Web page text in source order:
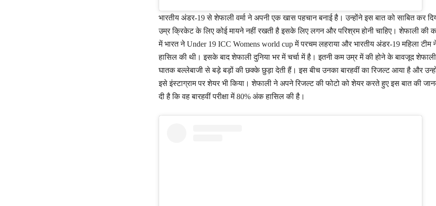
भारतीय अंडर-19 से शेफाली वर्मा ने अपनी एक खास पहचान बनाई है। उन्होंने इस बात को साबित कर
उम्र क्रिकेट के लिए कोई मायने नहीं रखती है इसके लिए लगन और परिश्रम होनी चाहिए। शेफाली की
में भारत ने Under 19 ICC Womens world cup में परचम लहराया और भारतीय अंडर-19 महिला टीम
हासिल की थी। इसके बाद शेफाली दुनिया भर में चर्चा में है। इतनी कम उम्र में की होने के बावजूद
घातक बल्लेबाजी से बड़े बड़ों की छक्के छुड़ा देती हैं। इस बीच उनका बारहवीं का रिजल्ट आया है और
इसे इंस्टाग्राम पर शेयर भी किया। शेफाली ने अपने रिजल्ट की फोटो को शेयर करते हुए इस बात की
दी है कि वह बारहवीं परीक्षा में 80% अंक हासिल की है।